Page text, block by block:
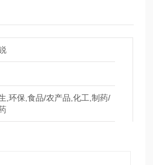
,环保,食品/农产品,化工,制药/